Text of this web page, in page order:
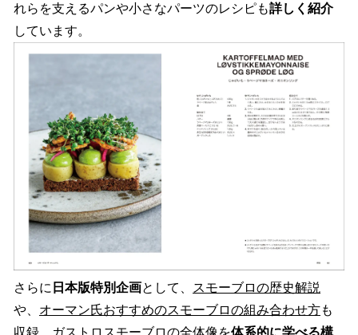
れらを支えるパンや小さなパーツのレシピも詳しく紹介
しています。
さらに 日本版特別企画として、
スモーブロの歴史解説
や、 オーマン氏おすすめのスモーブロの組み合わせ方も